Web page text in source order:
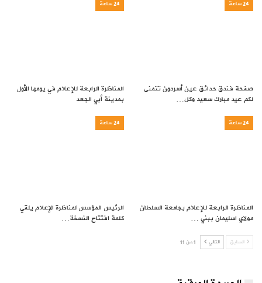
24 ساعة
صفحة فندق حدائق عين أسردون تتمنى
لكم عيد مبارك سعيد وكل…
24 ساعة
المناظرة الرابعة للإعلام في يومها الأول
بمدينة أبي الجعد
24 ساعة
المناظرة الرابعة للإعلام بجامعة السلطان
مولاي اسليمان ببني …
24 ساعة
الرئيس المؤسس لمناظرة الإعلام يلقي
كلمة افتتاح النسخة…
السابق التالي 1 من 11